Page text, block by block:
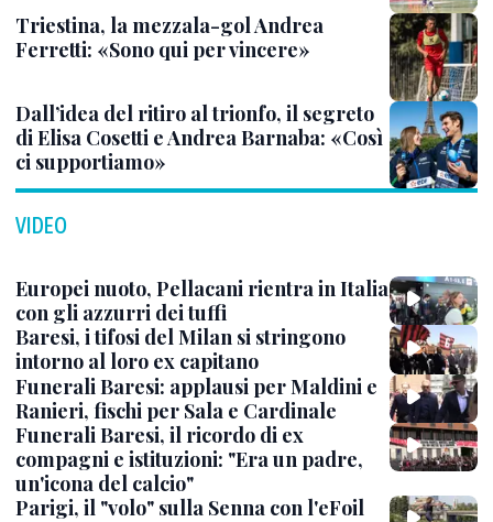
Triestina, la mezzala-gol Andrea
Ferretti: «Sono qui per vincere»
Dall’idea del ritiro al trionfo, il segreto
di Elisa Cosetti e Andrea Barnaba: «Così
ci supportiamo»
VIDEO
Europei nuoto, Pellacani rientra in Italia
con gli azzurri dei tuffi
Baresi, i tifosi del Milan si stringono
intorno al loro ex capitano
Funerali Baresi: applausi per Maldini e
Ranieri, fischi per Sala e Cardinale
Funerali Baresi, il ricordo di ex
compagni e istituzioni: "Era un padre,
un'icona del calcio"
Parigi, il "volo" sulla Senna con l'eFoil